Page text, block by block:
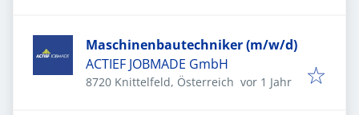
Maschinenbautechniker (m/w/d)
ACTIEF JOBMADE GmbH
8720 Knittelfeld, Österreich Veröffentlicht:
vor 1 Jahr